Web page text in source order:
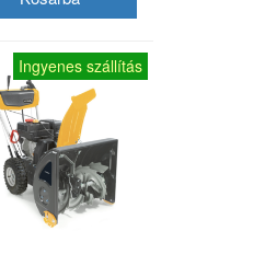
Ingyenes szállítás